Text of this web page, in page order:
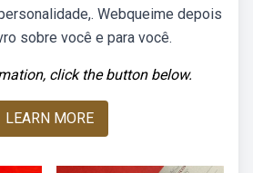
Webqueime depois
sobre você e para você.
click the button below.
LEARN MORE